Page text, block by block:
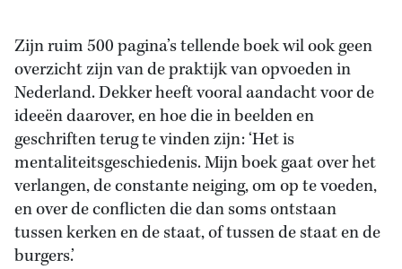
Zijn ruim 500 pagina’s tellende boek wil ook geen
overzicht zijn van de praktijk van opvoeden in
Nederland. Dekker heeft vooral aandacht voor de
ideeën daarover, en hoe die in beelden en
geschriften terug te vinden zijn: ‘Het is
mentaliteitsgeschiedenis. Mijn boek gaat over het
verlangen, de constante neiging, om op te voeden,
en over de conflicten die dan soms ontstaan
tussen kerken en de staat, of tussen de staat en de
burgers.’